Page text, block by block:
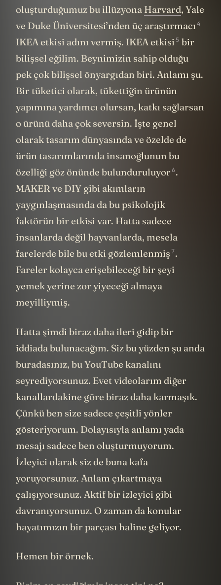
oluşturduğumuz bu illüzyona Harvard, Yale
ve Duke Üniversitesi’nden üç araştırmacı 4
IKEA etkisi adını vermiş. IKEA etkisi 5 bir
bilişsel eğilim. Beynimizin sahip olduğu
pek çok bilişsel önyargıdan biri. Anlamı şu.
Bir tüketici olarak, tükettiğin ürünün
yapımına yardımcı olursan, katkı sağlarsan
o ürünü daha çok seversin. İşte genel
olarak tasarım dünyasında ve özelde de
ürün tasarımlarında insanoğlunun bu
özelliği göz önünde bulunduruluyor6.
MAKER ve DIY gibi akımların
yaygınlaşmasında da bu psikolojik
faktörün bir etkisi var. Hatta sadece
insanlarda değil hayvanlarda, mesela
farelerde bile bu etki gözlemlenmiş 7.
Fareler kolayca erişebileceği bir şeyi
yemek yerine zor yiyeceği almaya
meyilliymiş.
Hatta şimdi biraz daha ileri gidip bir
iddiada bulunacağım. Siz bu yüzden şu anda
buradasınız, bu YouTube kanalını
seyrediyorsunuz. Evet videolarım diğer
kanallardakine göre biraz daha karmaşık.
Çünkü ben size sadece çeşitli yönler
gösteriyorum. Dolayısıyla anlamı yada
mesajı sadece ben oluşturmuyorum.
İzleyici olarak siz de buna kafa
yoruyorsunuz. Anlam çıkartmaya
çalışıyorsunuz. Aktif bir izleyici gibi
davranıyorsunuz. O zaman da konular
hayatımızın bir parçası haline geliyor.
Hemen bir örnek.